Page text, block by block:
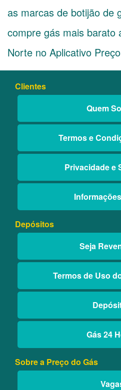
as marcas de botijão de
compre gás mais barato
Norte no Aplicativo
Clientes
Quem
Termos e
Privacidade e
Depósitos
Seja
Termos de Uso
Gás 24
Sobre a Preço do Gás